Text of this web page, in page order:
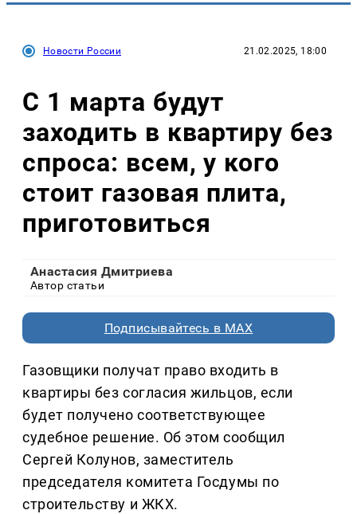
Новости России 21.02.2025, 18:00
С 1 марта будут
заходить в квартиру без
спроса: всем, у кого
стоит газовая плита,
приготовиться
Анастасия Дмитриева
Автор статьи
Подписывайтесь в MAX
Газовщики получат право входить в
квартиры без согласия жильцов, если
будет получено соответствующее
судебное решение. Об этом сообщил
Сергей Колунов, заместитель
председателя комитета Госдумы по
строительству и ЖКХ.